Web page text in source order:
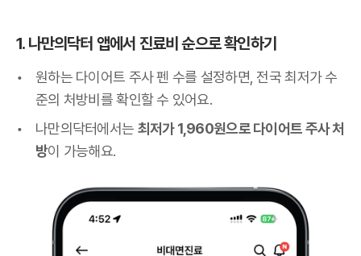
1. 나만의닥터 앱에서 진료비 순으로 확인하기
원하는 다이어트 주사 펜 수를 설정하면, 전국 최저가 수
준의 처방비를 확인할 수 있어요.
나만의닥터에서는 최저가 1,960원으로 다이어트 주사 처
방이 가능해요.